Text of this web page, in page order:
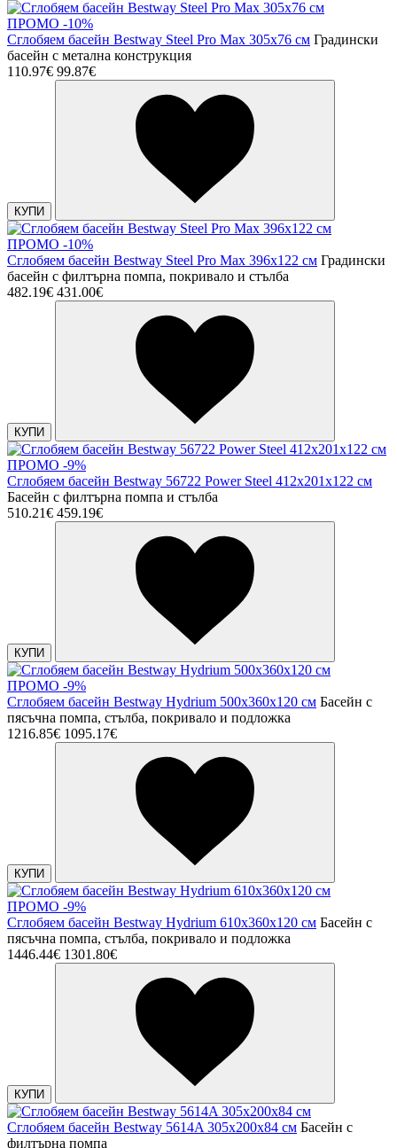
ПРОМО -10%
Сглобяем басейн Bestway Steel Pro Max 305х76 см Градински
басейн с метална конструкция
110.97€ 99.87€
КУПИ
ПРОМО -10%
Сглобяем басейн Bestway Steel Pro Max 396х122 см Градински
басейн с филтърна помпа, покривало и стълба
482.19€ 431.00€
КУПИ
ПРОМО -9%
Сглобяем басейн Bestway 56722 Power Steel 412x201x122 см
Басейн с филтърна помпа и стълба
510.21€ 459.19€
КУПИ
ПРОМО -9%
Сглобяем басейн Bestway Hydrium 500x360x120 см Басейн с
пясъчна помпа, стълба, покривало и подложка
1216.85€ 1095.17€
КУПИ
ПРОМО -9%
Сглобяем басейн Bestway Hydrium 610x360x120 см Басейн с
пясъчна помпа, стълба, покривало и подложка
1446.44€ 1301.80€
КУПИ
Сглобяем басейн Bestway 5614A 305x200x84 см Басейн с
филтърна помпа